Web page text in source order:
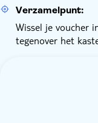
Verzamelpunt:
Wissel je voucher
tegenover het